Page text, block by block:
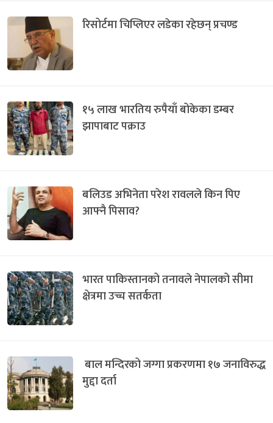
रिसोर्टमा चिप्लिएर लडेका रहेछन् प्रचण्ड
१५ लाख भारतिय रुपैयाँ बोकेका डम्बर
झापाबाट पक्राउ
बलिउड अभिनेता परेश रावलले किन पिए
आफ्नै पिसाव?
भारत पाकिस्तानको तनावले नेपालको सीमा
क्षेत्रमा उच्च सतर्कता
बाल मन्दिरको जग्गा प्रकरणमा १७ जनाविरुद्ध
मुद्दा दर्ता